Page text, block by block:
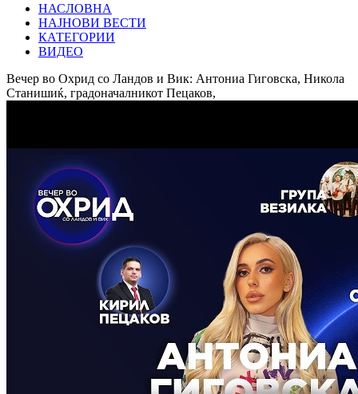
НАСЛОВНА
НАЈНОВИ ВЕСТИ
КАТЕГОРИИ
ВИДЕО
Вечер во Охрид со Ландов и Вик: Антониа Гиговска, Никола
Станишиќ, градоначалникот Пецаков,